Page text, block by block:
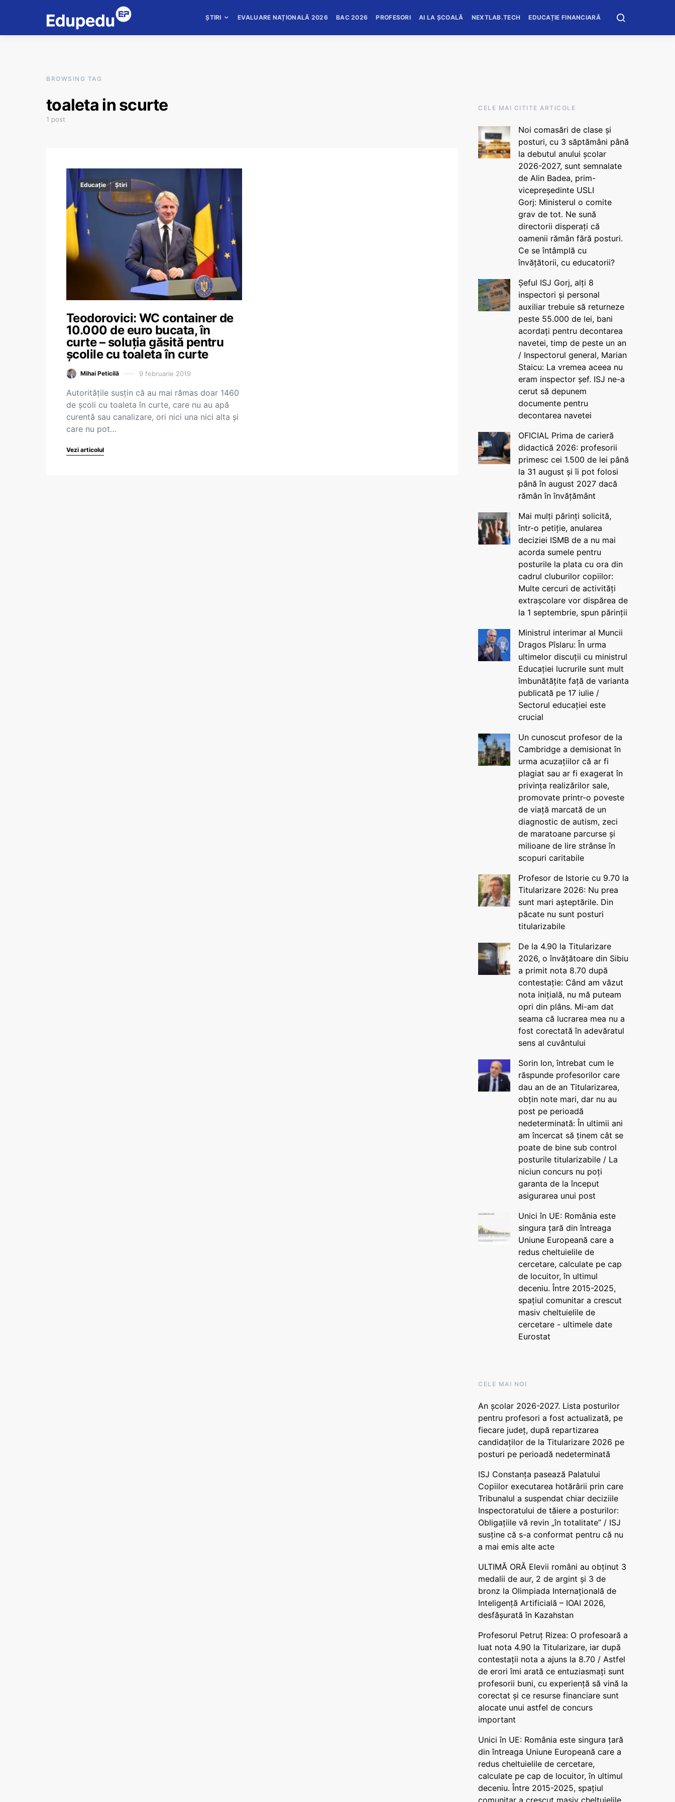
ȘTIRI EVALUARE NAȚIONALĂ 2026 BAC 2026 PROFESORI AI LA ȘCOALĂ NEXTLAB.TECH EDUCAȚIE FINANCIARĂ
BROWSING TAG
toaleta in scurte
1 post
Educație Știri
Teodorovici: WC container de
10.000 de euro bucata, în
curte – soluția găsită pentru
școlile cu toaleta în curte
Mihai Peticilă 9 februarie 2019
Autoritățile susțin că au mai rămas doar 1460
de școli cu toaleta în curte, care nu au apă
curentă sau canalizare, ori nici una nici alta și
care nu pot…
Vezi articolul
CELE MAI CITITE ARTICOLE
Noi comasări de clase și
posturi, cu 3 săptămâni până
la debutul anului școlar
2026-2027, sunt semnalate
de Alin Badea, prim-
vicepreședinte USLI
Gorj: Ministerul o comite
grav de tot. Ne sună
directorii disperați că
oamenii rămân fără posturi.
Ce se întâmplă cu
învățătorii, cu educatorii?
Șeful ISJ Gorj, alți 8
inspectori și personal
auxiliar trebuie să returneze
peste 55.000 de lei, bani
acordați pentru decontarea
navetei, timp de peste un an
/ Inspectorul general, Marian
Staicu: La vremea aceea nu
eram inspector șef. ISJ ne-a
cerut să depunem
documente pentru
decontarea navetei
OFICIAL Prima de carieră
didactică 2026: profesorii
primesc cei 1.500 de lei până
la 31 august și îi pot folosi
până în august 2027 dacă
rămân în învățământ
Mai mulți părinți solicită,
într-o petiție, anularea
deciziei ISMB de a nu mai
acorda sumele pentru
posturile la plata cu ora din
cadrul cluburilor copiilor:
Multe cercuri de activități
extrașcolare vor dispărea de
la 1 septembrie, spun părinții
Ministrul interimar al Muncii
Dragos Pîslaru: În urma
ultimelor discuții cu ministrul
Educației lucrurile sunt mult
îmbunătățite față de varianta
publicată pe 17 iulie /
Sectorul educației este
crucial
Un cunoscut profesor de la
Cambridge a demisionat în
urma acuzațiilor că ar fi
plagiat sau ar fi exagerat în
privința realizărilor sale,
promovate printr-o poveste
de viață marcată de un
diagnostic de autism, zeci
de maratoane parcurse și
milioane de lire strânse în
scopuri caritabile
Profesor de Istorie cu 9.70 la
Titularizare 2026: Nu prea
sunt mari așteptările. Din
păcate nu sunt posturi
titularizabile
De la 4.90 la Titularizare
2026, o învățătoare din Sibiu
a primit nota 8.70 după
contestație: Când am văzut
nota inițială, nu mă puteam
opri din plâns. Mi-am dat
seama că lucrarea mea nu a
fost corectată în adevăratul
sens al cuvântului
Sorin Ion, întrebat cum le
răspunde profesorilor care
dau an de an Titularizarea,
obțin note mari, dar nu au
post pe perioadă
nedeterminată: În ultimii ani
am încercat să ținem cât se
poate de bine sub control
posturile titularizabile / La
niciun concurs nu poți
garanta de la început
asigurarea unui post
Unici în UE: România este
singura țară din întreaga
Uniune Europeană care a
redus cheltuielile de
cercetare, calculate pe cap
de locuitor, în ultimul
deceniu. Între 2015-2025,
spațiul comunitar a crescut
masiv cheltuielile de
cercetare - ultimele date
Eurostat
CELE MAI NOI
An școlar 2026-2027. Lista posturilor
pentru profesori a fost actualizată, pe
fiecare județ, după repartizarea
candidaților de la Titularizare 2026 pe
posturi pe perioadă nedeterminată
ISJ Constanța pasează Palatului
Copiilor executarea hotărârii prin care
Tribunalul a suspendat chiar deciziile
Inspectoratului de tăiere a posturilor:
Obligațiile vă revin „în totalitate” / ISJ
susține că s-a conformat pentru că nu
a mai emis alte acte
ULTIMĂ ORĂ Elevii români au obținut 3
medalii de aur, 2 de argint și 3 de
bronz la Olimpiada Internațională de
Inteligență Artificială – IOAI 2026,
desfășurată în Kazahstan
Profesorul Petruț Rizea: O profesoară a
luat nota 4.90 la Titularizare, iar după
contestații nota a ajuns la 8.70 / Astfel
de erori îmi arată ce entuziasmați sunt
profesorii buni, cu experiență să vină la
corectat și ce resurse financiare sunt
alocate unui astfel de concurs
important
Unici în UE: România este singura țară
din întreaga Uniune Europeană care a
redus cheltuielile de cercetare,
calculate pe cap de locuitor, în ultimul
deceniu. Între 2015-2025, spațiul
comunitar a crescut masiv cheltuielile